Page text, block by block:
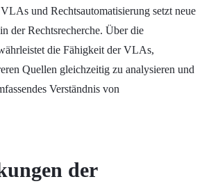
und Rechtsautomatisierung setzt neue
der Rechtsrecherche. Über die
die Fähigkeit der VLAs,
Quellen gleichzeitig zu analysieren und
Verständnis von
der